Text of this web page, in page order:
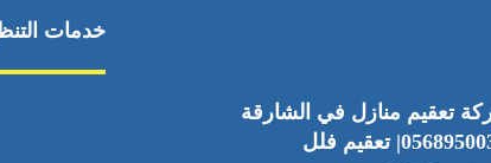
تعقيم منازل في الشارقة
خدمات